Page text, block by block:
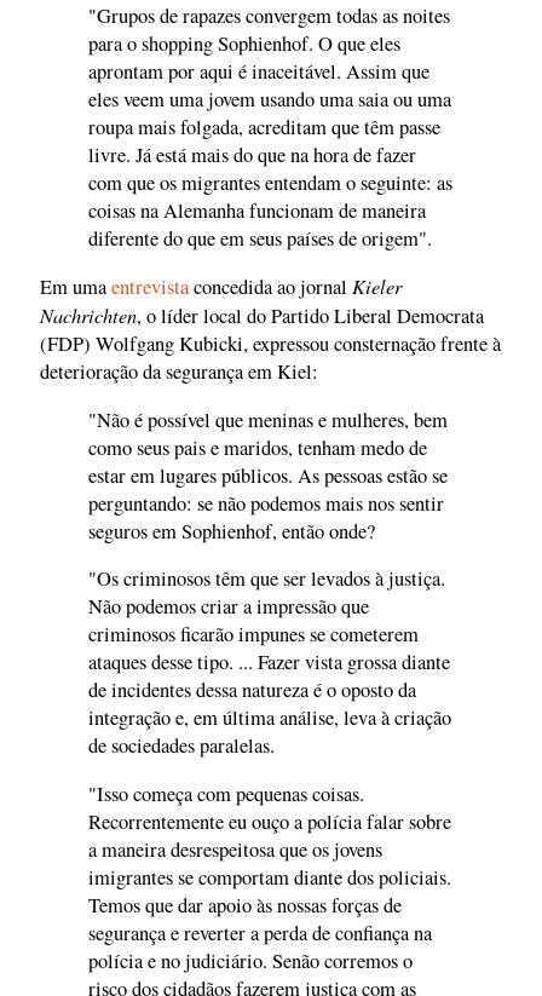
"Grupos de rapazes convergem todas as noites
para o shopping Sophienhof. O que eles
aprontam por aqui é inaceitável. Assim que
eles veem uma jovem usando uma saia ou uma
roupa mais folgada, acreditam que têm passe
livre. Já está mais do que na hora de fazer
com que os migrantes entendam o seguinte: as
coisas na Alemanha funcionam de maneira
diferente do que em seus países de origem".
Em umaentrevistaconcedida ao jornal Kieler
Nachrichten, o líder local do Partido Liberal Democrata
(FDP) Wolfgang Kubicki, expressou consternação frente à
deterioração da segurança em Kiel:
"Não é possível que meninas e mulheres, bem
como seus pais e maridos, tenham medo de
estar em lugares públicos. As pessoas estão se
perguntando: se não podemos mais nos sentir
seguros em Sophienhof, então onde?
"Os criminosos têm que ser levados à justiça.
Não podemos criar a impressão que
criminosos ficarão impunes se cometerem
ataques desse tipo. ... Fazer vista grossa diante
de incidentes dessa natureza é o oposto da
integração e, em última análise, leva à criação
de sociedades paralelas.
"Isso começa com pequenas coisas.
Recorrentemente eu ouço a polícia falar sobre
a maneira desrespeitosa que os jovens
imigrantes se comportam diante dos policiais.
Temos que dar apoio às nossas forças de
segurança e reverter a perda de confiança na
polícia e no judiciário. Senão corremos o
risco dos cidadãos fazerem justiça com as